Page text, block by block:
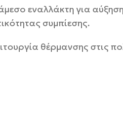
εναλλάκτη για
συμπίεσης.
θέρμανσης στις